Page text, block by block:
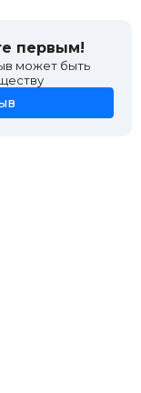
первым!
может быть